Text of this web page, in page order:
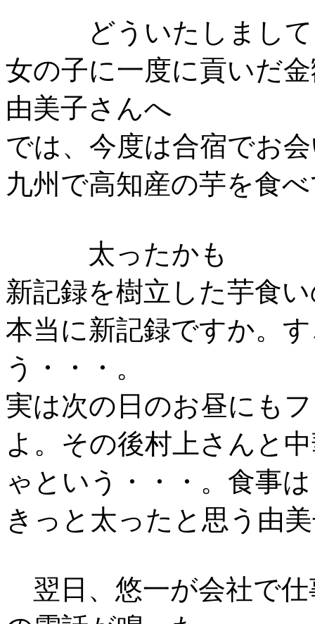
どういたしまして
女の子に一度に貢いだ
由美子さんへ
では、今度は合宿でお
九州で高知産の芋を食
太ったかも
新記録を樹立した芋食
本当に新記録ですか。
う・・・。
実は次の日のお昼にも
よ。その後村上さんと
ゃという・・・。食事
きっと太ったと思う由
翌日、悠一が会社で